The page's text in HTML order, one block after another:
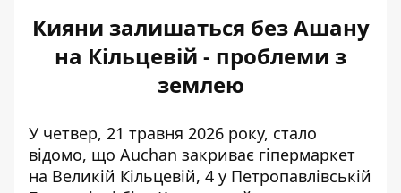
Кияни залишаться без Ашану
на Кільцевій - проблеми з
землею
У четвер, 21 травня 2026 року, стало
відомо, що Auchan закриває гіпермаркет
на Великій Кільцевій, 4 у Петропавлівській